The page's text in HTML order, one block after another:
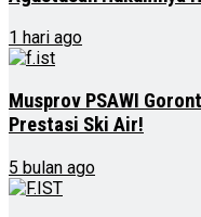
1 hari ago
Musprov PSAWI
Prestasi Ski Air!
5 bulan ago